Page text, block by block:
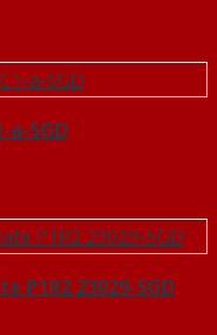
a-SGD
P1R2 23029-SGD